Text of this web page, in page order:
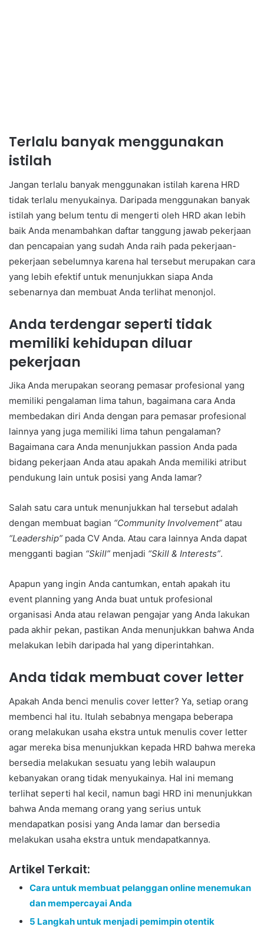
Terlalu banyak menggunakan
istilah
Jangan terlalu banyak menggunakan istilah karena HRD
tidak terlalu menyukainya. Daripada menggunakan banyak
istilah yang belum tentu di mengerti oleh HRD akan lebih
baik Anda menambahkan daftar tanggung jawab pekerjaan
dan pencapaian yang sudah Anda raih pada pekerjaan-
pekerjaan sebelumnya karena hal tersebut merupakan cara
yang lebih efektif untuk menunjukkan siapa Anda
sebenarnya dan membuat Anda terlihat menonjol.
Anda terdengar seperti tidak
memiliki kehidupan diluar
pekerjaan
Jika Anda merupakan seorang pemasar profesional yang
memiliki pengalaman lima tahun, bagaimana cara Anda
membedakan diri Anda dengan para pemasar profesional
lainnya yang juga memiliki lima tahun pengalaman?
Bagaimana cara Anda menunjukkan passion Anda pada
bidang pekerjaan Anda atau apakah Anda memiliki atribut
pendukung lain untuk posisi yang Anda lamar?
Salah satu cara untuk menunjukkan hal tersebut adalah
dengan membuat bagian “Community Involvement” atau
“Leadership” pada CV Anda. Atau cara lainnya Anda dapat
mengganti bagian “Skill” menjadi “Skill & Interests”.
Apapun yang ingin Anda cantumkan, entah apakah itu
event planning yang Anda buat untuk profesional
organisasi Anda atau relawan pengajar yang Anda lakukan
pada akhir pekan, pastikan Anda menunjukkan bahwa Anda
melakukan lebih daripada hal yang diperintahkan.
Anda tidak membuat cover letter
Apakah Anda benci menulis cover letter? Ya, setiap orang
membenci hal itu. Itulah sebabnya mengapa beberapa
orang melakukan usaha ekstra untuk menulis cover letter
agar mereka bisa menunjukkan kepada HRD bahwa mereka
bersedia melakukan sesuatu yang lebih walaupun
kebanyakan orang tidak menyukainya. Hal ini memang
terlihat seperti hal kecil, namun bagi HRD ini menunjukkan
bahwa Anda memang orang yang serius untuk
mendapatkan posisi yang Anda lamar dan bersedia
melakukan usaha ekstra untuk mendapatkannya.
Artikel Terkait:
Cara untuk membuat pelanggan online menemukan
dan mempercayai Anda
5 Langkah untuk menjadi pemimpin otentik